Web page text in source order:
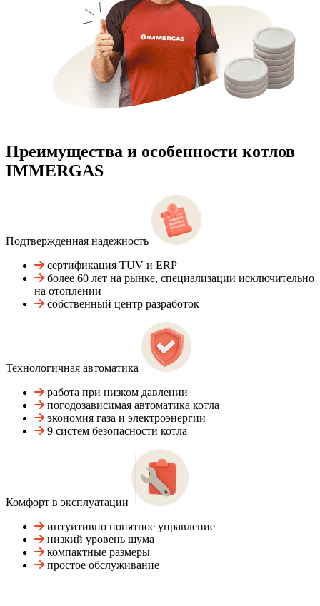
Преимущества и особенности котлов
IMMERGAS
Подтвержденная надежность
сертификация TUV и ERP
более 60 лет на рынке, специализации исключительно
на отоплении
собственный центр разработок
Технологичная автоматика
работа при низком давлении
погодозависимая автоматика котла
экономия газа и электроэнергии
9 систем безопасности котла
Комфорт в эксплуатации
интуитивно понятное управление
низкий уровень шума
компактные размеры
простое обслуживание